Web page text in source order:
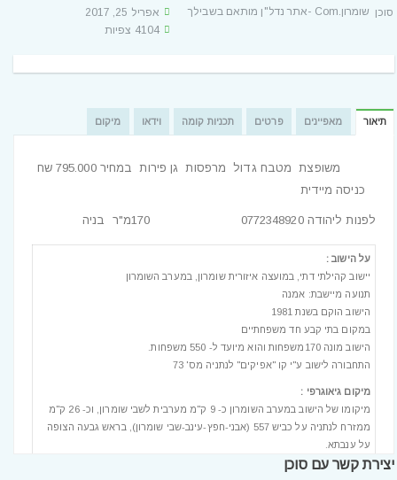
שומרון.com -אתר נדל"ן מותאם בשבילך
אפריל 25, 2017
4104 צפיות
תיאור מאפיינים פרטים תכניות קומה וידאו מיקום
משופצת מטבח גדול מרפסות גן פירות במחיר 795.000 שח
כניסה מיידית
לפנות ליהודה 0772348920 170מ"ר בניה
על הישוב :
יישוב קהילתי דתי, במועצה איזורית שומרון, במערב השומרון
תנועה מיישבת: אמנה
הישוב הוקם בשנת 1981
במקום בתי קבע חד משפחתיים
הישוב מונה 170משפחות והוא מיועד ל- 550 משפחות.
התחבורה לישוב ע"י קו "אפיקים" לנתניה מס' 73
מיקום גיאוגרפי :
מיקומו של הישוב במערב השומרון כ- 9 ק"מ מערבית לשבי שומרון, וכ- 26 ק"מ
ממזרח לנתניה על כביש 557 (אבני-חפץ-עינב-שבי שומרון), בראש גבעה הצופה
על ענבתא.
תנאי השטח גבעיים עם שיפועים מתונים.
יצירת קשר עם סוכן